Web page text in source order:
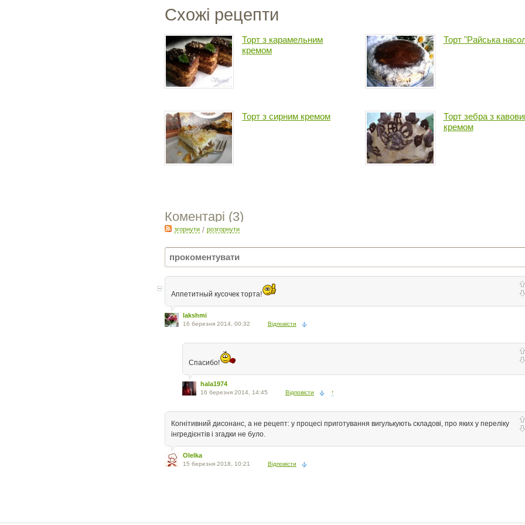
Схожі рецепти
Торт з карамельним
кремом
Торт "Райська
Торт з сирним кремом
Торт зебра з
кремом
Коментарі (3)
згорнути/ розгорнути
Аппетитный кусочек торта!
lakshmi
16 березня 2014, 00:32 Відповісти
Спасибо!
hala1974
16 березня 2014, 14:45 Відповісти ↑
Когнітивний дисонанс, а не рецепт: у процесі приготування вигулькують складові, про яких у переліку
інгредієнтів і згадки не було.
Olelka
15 березня 2018, 10:21 Відповісти